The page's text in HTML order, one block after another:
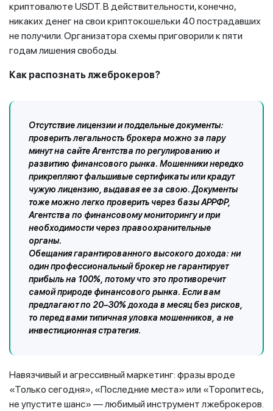
криптовалюте USDT. В действительности, конечно,
никаких денег на свои криптокошельки 40 пострадавших
не получили. Организатора схемы приговорили к пяти
годам лишения свободы.
Как распознать лжеброкеров?
Отсутствие лицензии и поддельные документы:
проверить легальность брокера можно за пару
минут на сайте Агентства по регулированию и
развитию финансового рынка. Мошенники нередко
прикрепляют фальшивые сертификаты или крадут
чужую лицензию, выдавая ее за свою. Документы
тоже можно легко проверить через базы АРРФР,
Агентства по финансовому мониторингу и при
необходимости через правоохранительные
органы.
Обещания гарантированного высокого дохода: ни
один профессиональный брокер не гарантирует
прибыль на 100%, потому что это противоречит
самой природе финансового рынка. Если вам
предлагают по 20–30% дохода в месяц без рисков,
то перед вами типичная уловка мошенников, а не
инвестиционная стратегия.
Навязчивый и агрессивный маркетинг: фразы вроде
«Только сегодня», «Последние места» или «Торопитесь,
не упустите шанс» — любимый инструмент лжеброкеров.